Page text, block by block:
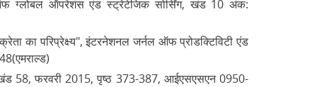
ऑफ ग्लोबल ऑपरेशंस एंड स्ट्रेटेजिक सोर्सिंग, खंड 10 अंक:
का परिप्रेक्ष्य", इंटरनेशनल जर्नल ऑफ प्रोडक्टिविटी एंड
खंड 58, फरवरी 2015, पृष्ठ 373-387, आईएसएसएन 0950-